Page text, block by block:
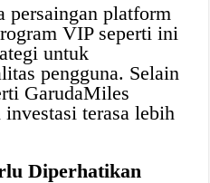
persaingan platform
VIP seperti ini
untuk
pengguna. Selain
GarudaMiles
terasa lebih
Diperhatikan